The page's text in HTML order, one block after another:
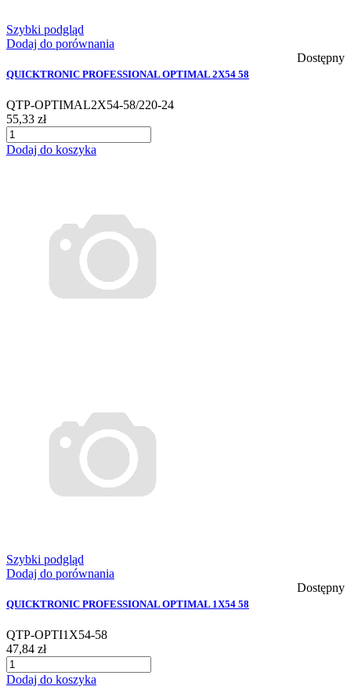
Szybki podgląd
Dodaj do porównania
Dostępny
QUICKTRONIC PROFESSIONAL OPTIMAL 2X54 58
QTP-OPTIMAL2X54-58/220-24
55,33 zł
Dodaj do koszyka
Szybki podgląd
Dodaj do porównania
Dostępny
QUICKTRONIC PROFESSIONAL OPTIMAL 1X54 58
QTP-OPTI1X54-58
47,84 zł
Dodaj do koszyka